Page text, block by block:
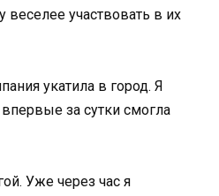
веселее участвовать в их
укатила в город. Я
за сутки смогла
Уже через час я